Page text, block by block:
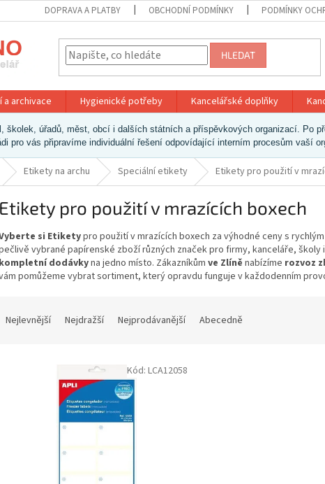
DOPRAVA A PLATBY OBCHODNÍ PODMÍNKY PODMÍNKY
HLEDAT
a archivace Hygienické potřeby Kancelářské doplňky
úřadů, měst, obcí i dalších státních a příspěvkových organizací. Po
pro vás připravíme individuální řešení odpovídající interním procesům vaší
Etikety na archu Speciální etikety Etikety pro použití v
Etikety pro použití v mrazících boxech
si Etiketypro použití v mrazících boxech za výhodné ceny s
vybrané papírenské zboží různých značek pro firmy, kanceláře,
kompletní dodávkyna jedno místo. Zákazníkům ve Zlíně nabízíme rozvoz
pomůžeme vybrat sortiment, který opravdu funguje v každodenním
Nejlevnější Nejdražší Nejprodávanější Abecedně
Kód: LCA12058